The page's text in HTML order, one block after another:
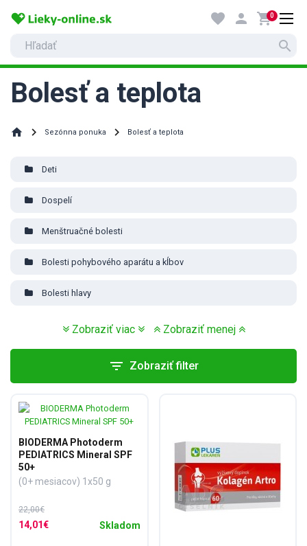
search
favorite person shopping_cart0
Bolesť a teplota
home Sezónna ponuka Bolesť a teplota
Deti
Dospelí
Menštruačné bolesti
Bolesti pohybového aparátu a kĺbov
Bolesti hlavy
Zobraziť viac Zobraziť menej
filter_list Zobraziť filter
BIODERMA Photoderm
PEDIATRICS Mineral SPF
50+
(0+ mesiacov) 1x50 g
22,00€
14,01€ Skladom